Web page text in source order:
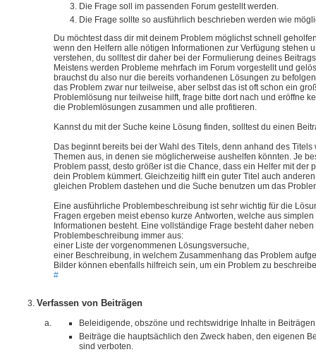
Die Frage soll im passenden Forum gestellt werden.
Die Frage sollte so ausführlich beschrieben werden wie
Du möchtest dass dir mit deinem Problem möglichst schnell
wenn den Helfern alle nötigen Informationen zur Verfügung stehen
verstehen, du solltest dir daher bei der Formulierung deines
Meistens werden Probleme mehrfach im Forum vorgestellt und
brauchst du also nur die bereits vorhandenen Lösungen zu
das Problem zwar nur teilweise, aber selbst das ist oft schon ein
Problemlösung nur teilweise hilft, frage bitte dort nach und eröffne
die Problemlösungen zusammen und alle profitieren.
Kannst du mit der Suche keine Lösung finden, solltest du einen
Das beginnt bereits bei der Wahl des Titels, denn anhand des
Themen aus, in denen sie möglicherweise aushelfen könnten. Je
Problem passt, desto größer ist die Chance, dass ein Helfer mit der
dein Problem kümmert. Gleichzeitig hilft ein guter Titel auch
gleichen Problem dastehen und die Suche benutzen um das
Eine ausführliche Problembeschreibung ist sehr wichtig für die
Fragen ergeben meist ebenso kurze Antworten, welche aus
Informationen besteht. Eine vollständige Frage besteht daher
Problembeschreibung immer aus:
einer Liste der vorgenommenen Lösungsversuche,
einer Beschreibung, in welchem Zusammenhang das Problem
Bilder können ebenfalls hilfreich sein, um ein Problem zu
#
Verfassen von Beiträgen
Beleidigende, obszöne und rechtswidrige Inhalte in
Beiträge die hauptsächlich den Zweck haben, den eigenen
sind verboten.